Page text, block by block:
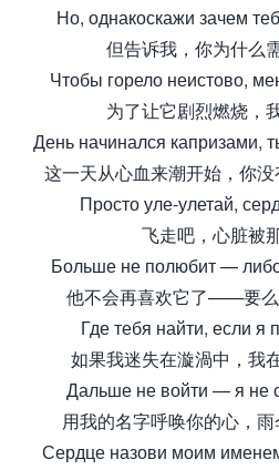
Но, однакоскажи зачем
但告诉我，你为什么
Чтобы горело неистово,
为了让它剧烈燃烧，
День начинался капризами,
这一天从心血来潮开始，你
Просто уле-улетай,
飞走吧，心脏被
Больше не полюбит —
他不会再喜欢它了——要
Где тебя найти, если я
如果我迷失在漩渦中，我
Дальше не войти — я не
用我的名字呼唤你的心，
Сердце назови моим